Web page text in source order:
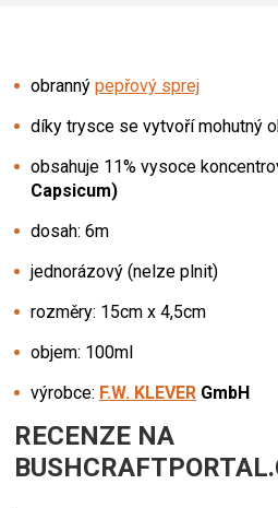
obranný pepřový sprej
díky trysce se vytvoří mohutný
obsahuje 11% vysoce
Capsicum)
dosah: 6m
jednorázový (nelze plnit)
rozměry: 15cm x 4,5cm
objem: 100ml
výrobce: F.W. KLEVER GmbH
RECENZE NA